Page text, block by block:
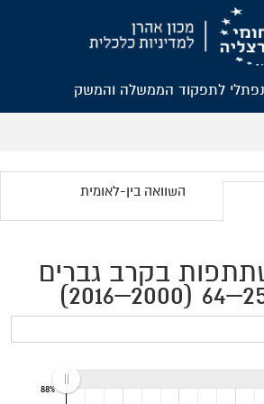
נפתלי לתפקוד הממשלה והמשק
השוואה בין-לאומית
בקרב גברים
88%